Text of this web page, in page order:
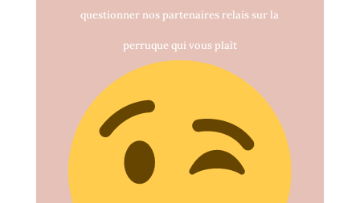
questionner nos partenaires relais sur la
perruque qui vous plaît